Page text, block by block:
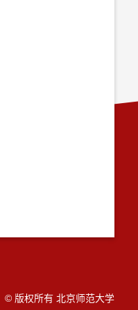
© 版权所有 北京师范大学